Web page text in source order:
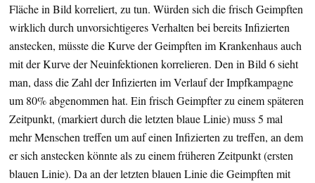
Fläche in Bild korreliert, zu tun. Würden sich die frisch Geimpften
wirklich durch unvorsichtigeres Verhalten bei bereits Infizierten
anstecken, müsste die Kurve der Geimpften im Krankenhaus auch
mit der Kurve der Neuinfektionen korrelieren. Den in Bild 6 sieht
man, dass die Zahl der Infizierten im Verlauf der Impfkampagne
um 80% abgenommen hat. Ein frisch Geimpfter zu einem späteren
Zeitpunkt, (markiert durch die letzten blaue Linie) muss 5 mal
mehr Menschen treffen um auf einen Infizierten zu treffen, an dem
er sich anstecken könnte als zu einem früheren Zeitpunkt (ersten
blauen Linie). Da an der letzten blauen Linie die Geimpften mit